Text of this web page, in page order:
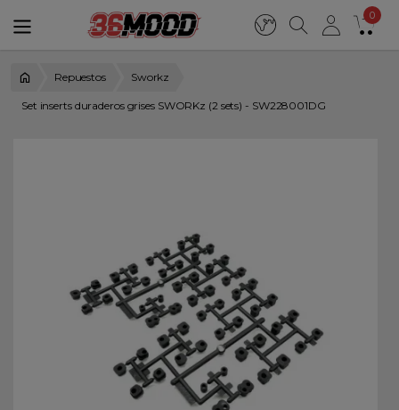
0
Repuestos Sworkz
Set inserts duraderos grises SWORKz (2 sets) - SW228001DG